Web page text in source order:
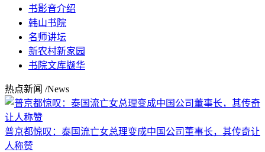
书影音介绍
韩山书院
名师讲坛
新农村新家园
书院文库撷华
热点新闻 /News
普京都惊叹：泰国流亡女总理变成中国公司董事长，其传奇让
人称赞